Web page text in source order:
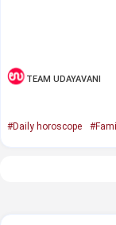
TEAM UDAYAVANI
#Daily horoscope